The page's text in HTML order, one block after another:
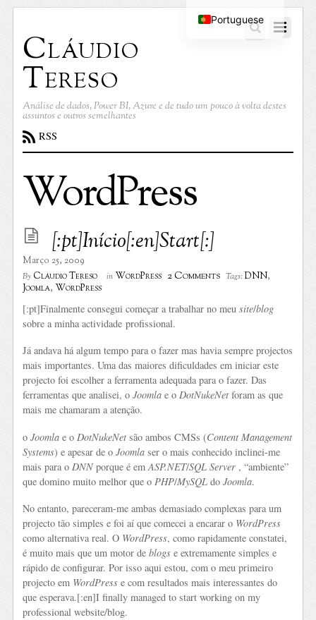
Cláudio
Tereso
Análise de dados, Power BI, Azure e de tudo um pouco à volta destes
assuntos e outros semelhantes
RSS
WordPress
[:pt]Início[:en]Start[:]
Março 25, 2009
By Cláudio Tereso inWordPress 2 Comments Tags:DNN,
Joomla,WordPress
[:pt]Finalmente consegui começar a trabalhar no meusite/blog
sobre a minha actividade profissional.
Já andava há algum tempo para o fazer mas havia sempre projectos
mais importantes. Uma das maiores dificuldades em iniciar este
projecto foi escolher a ferramenta adequada para o fazer. Das
ferramentas que analisei, oJoomlae oDotNukeNetforam as que
mais me chamaram a atenção.
oJoomlae o DotNukeNetsão ambos CMSs (Content Management
Systems) e apesar de oJoomlaser o mais conhecido inclinei-me
mais para o DNNporque é emASP.NET/SQL Server , “ambiente”
que domino muito melhor que o PHP/MySQL doJoomla.
No entanto, pareceram-me ambas demasiado complexas para um
projecto tão simples e foi aí que comecei a encarar o WordPress
como alternativa real. O WordPress, como rapidamente constatei,
é muito mais que um motor deblogse extremamente simples e
rápido de configurar. Por isso aqui estou, com o meu primeiro
projecto em WordPresse com resultados mais interessantes do
que esperava.[:en]I finally managed to start working on my
professional website/blog.
Portuguese